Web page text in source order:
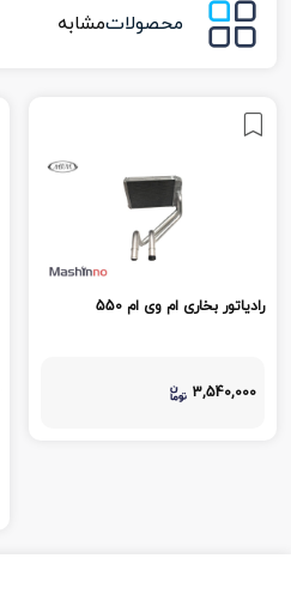
محصولاتمشابه
رادیاتور بخاری ام وی ام 550
3,540,000